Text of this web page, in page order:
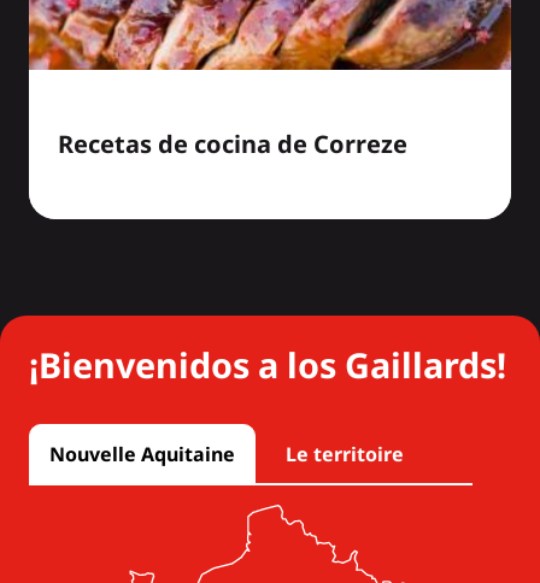
Recetas de cocina de Correze
¡Bienvenidos a los Gaillards!
Nouvelle Aquitaine Le territoire